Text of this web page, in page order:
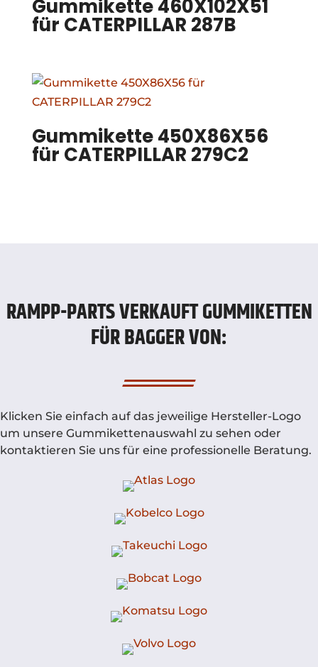
Gummikette 460X102X51
für CATERPILLAR 287B
Gummikette 450X86X56
für CATERPILLAR 279C2
RAMPP-PARTS VERKAUFT GUMMIKETTEN
FÜR BAGGER VON:
Klicken Sie einfach auf das jeweilige Hersteller-Logo
um unsere Gummikettenauswahl zu sehen oder
kontaktieren Sie uns für eine professionelle Beratung.